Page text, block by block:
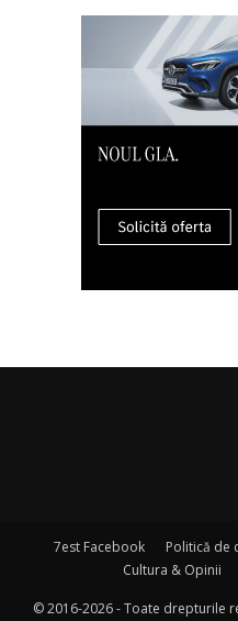
7est Facebook Politică de
Cultura & Opinii
© 2016-2026 - Toate drepturile